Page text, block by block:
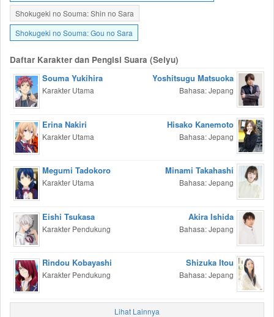
Shokugeki no Souma: Shin no Sara
Shokugeki no Souma: Gou no Sara
Daftar Karakter dan Pengisi Suara (Seiyu)
Souma Yukihira
Karakter Utama
Yoshitsugu Matsuoka
Bahasa: Jepang
Erina Nakiri
Karakter Utama
Hisako Kanemoto
Bahasa: Jepang
Megumi Tadokoro
Karakter Utama
Minami Takahashi
Bahasa: Jepang
Eishi Tsukasa
Karakter Pendukung
Akira Ishida
Bahasa: Jepang
Rindou Kobayashi
Karakter Pendukung
Shizuka Itou
Bahasa: Jepang
Lihat Lainnya